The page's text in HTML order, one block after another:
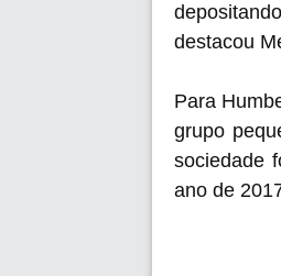
destacou
Para
grupo
sociedade
ano de